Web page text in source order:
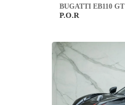
BUGATTI EB110 GT
P.O.R